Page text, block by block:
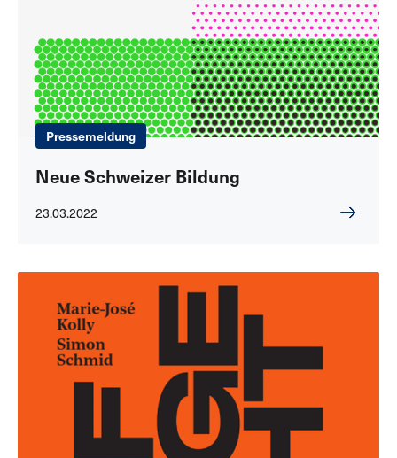
Pressemeldung
Neue Schweizer Bildung
23.03.2022